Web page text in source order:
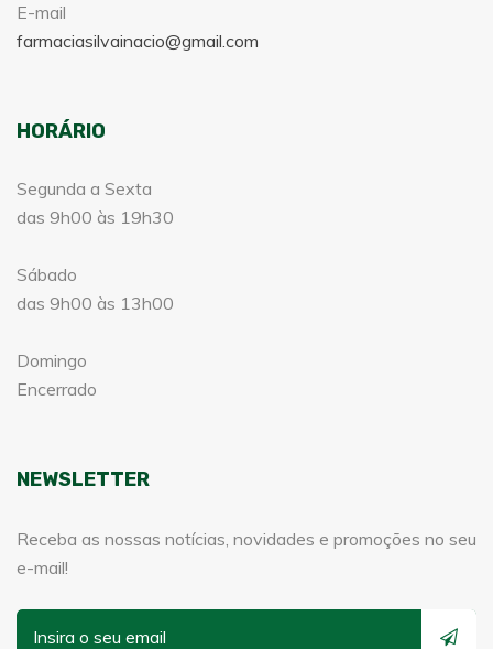
E-mail
farmaciasilvainacio@gmail.com
HORÁRIO
Segunda a Sexta
das 9h00 às 19h30
Sábado
das 9h00 às 13h00
Domingo
Encerrado
NEWSLETTER
Receba as nossas notícias, novidades e promoções no seu
e-mail!